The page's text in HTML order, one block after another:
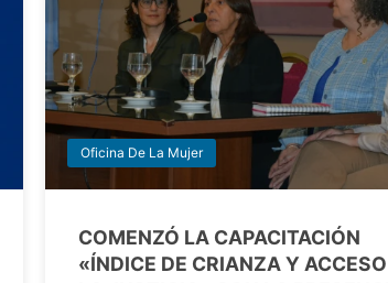
Oficina De La Mujer
COMENZÓ LA CAPACITACIÓN
«ÍNDICE DE CRIANZA Y